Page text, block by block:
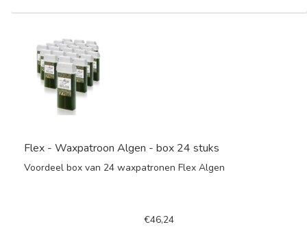
Flex - Waxpatroon Algen - box 24 stuks
Voordeel box van 24 waxpatronen Flex Algen
€46,24